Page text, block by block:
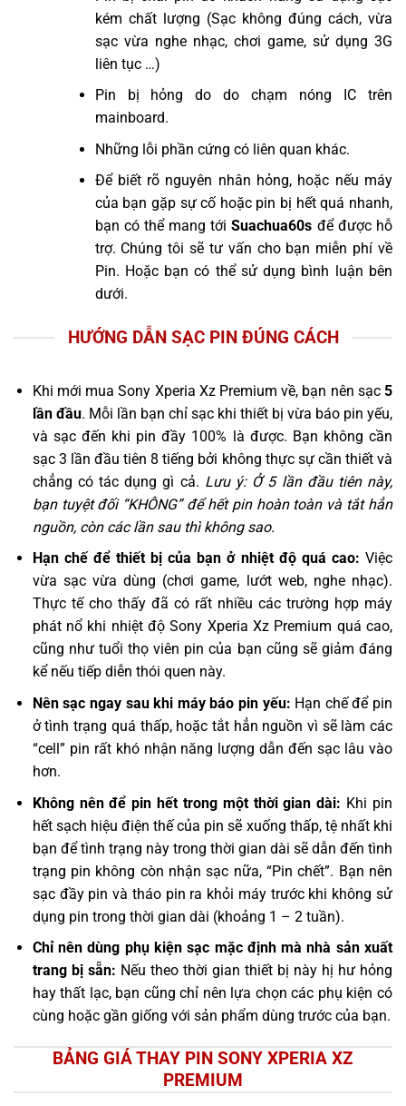
kém chất lượng (Sạc không đúng cách, vừa
sạc vừa nghe nhạc, chơi game, sử dụng 3G
liên tục …)
Pin bị hỏng do do chạm nóng IC trên
mainboard.
Những lỗi phần cứng có liên quan khác.
Để biết rõ nguyên nhân hỏng, hoặc nếu máy
của bạn gặp sự cố hoặc pin bị hết quá nhanh,
bạn có thể mang tớiSuachua60s để được hỗ
trợ. Chúng tôi sẽ tư vấn cho bạn miễn phí về
Pin. Hoặc bạn có thể sử dụng bình luận bên
dưới.
HƯỚNG DẪN SẠC PIN ĐÚNG CÁCH
Khi mới mua Sony Xperia Xz Premium về, bạn nên sạc5
lần đầu. Mỗi lần bạn chỉ sạc khi thiết bị vừa báo pin yếu,
và sạc đến khi pin đầy 100% là được. Bạn không cần
sạc 3 lần đầu tiên 8 tiếng bởi không thực sự cần thiết và
chẳng có tác dụng gì cả. Lưu ý: Ở 5 lần đầu tiên này,
bạn tuyệt đối “KHÔNG” để hết pin hoàn toàn và tắt hẳn
nguồn, còn các lần sau thì không sao.
Hạn chế để thiết bị của bạn ở nhiệt độ quá cao: Việc
vừa sạc vừa dùng (chơi game, lướt web, nghe nhạc).
Thực tế cho thấy đã có rất nhiều các trường hợp máy
phát nổ khi nhiệt độ Sony Xperia Xz Premium quá cao,
cũng như tuổi thọ viên pin của bạn cũng sẽ giảm đáng
kể nếu tiếp diễn thói quen này.
Nên sạc ngay sau khi máy báo pin yếu: Hạn chế để pin
ở tình trạng quá thấp, hoặc tắt hẳn nguồn vì sẽ làm các
“cell” pin rất khó nhận năng lượng dẫn đến sạc lâu vào
hơn.
Không nên để pin hết trong một thời gian dài: Khi pin
hết sạch hiệu điện thế của pin sẽ xuống thấp, tệ nhất khi
bạn để tình trạng này trong thời gian dài sẽ dẫn đến tình
trạng pin không còn nhận sạc nữa, “Pin chết”. Bạn nên
sạc đầy pin và tháo pin ra khỏi máy trước khi không sử
dụng pin trong thời gian dài (khoảng 1 – 2 tuần).
Chỉ nên dùng phụ kiện sạc mặc định mà nhà sản xuất
trang bị sẵn: Nếu theo thời gian thiết bị này hị hư hỏng
hay thất lạc, bạn cũng chỉ nên lựa chọn các phụ kiện có
cùng hoặc gần giống với sản phẩm dùng trước của bạn.
BẢNG GIÁ THAY PIN SONY XPERIA XZ
PREMIUM